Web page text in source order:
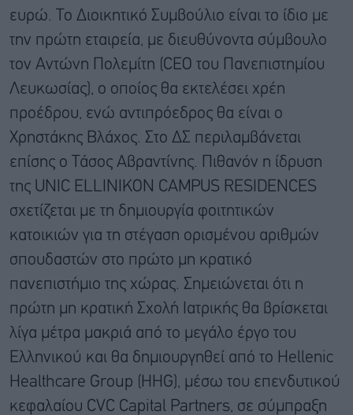
ευρώ. Το Διοικητικό Συμβούλιο είναι το ίδιο με
την πρώτη εταιρεία, με διευθύνοντα σύμβουλο
τον Αντώνη Πολεμίτη (CEO του Πανεπιστημίου
Λευκωσίας), ο οποίος θα εκτελέσει χρέη
προέδρου, ενώ αντιπρόεδρος θα είναι ο
Χρηστάκης Βλάχος. Στο ΔΣ περιλαμβάνεται
επίσης ο Τάσος Αβραντίνης. Πιθανόν η ίδρυση
της UNIC ELLINIKON CAMPUS RESIDENCES
σχετίζεται με τη δημιουργία φοιτητικών
κατοικιών για τη στέγαση ορισμένου αριθμών
σπουδαστών στο πρώτο μη κρατικό
πανεπιστήμιο της χώρας. Σημειώνεται ότι η
πρώτη μη κρατική Σχολή Ιατρικής θα βρίσκεται
λίγα μέτρα μακριά από το μεγάλο έργο του
Ελληνικού και θα δημιουργηθεί από το Hellenic
Healthcare Group (ΗΗG), μέσω του επενδυτικού
κεφαλαίου CVC Capital Partners, σε σύμπραξη